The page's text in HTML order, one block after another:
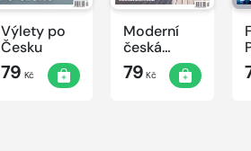
Výlety po
Česku
79 Kč
Moderní
česká
architektura
79 Kč